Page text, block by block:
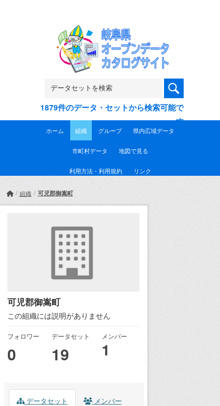
1879件のデータ・セットから検索可能で
す
ホーム 組織 グループ 県内広域データ
市町村データ 地図で見る
利用方法・利用規約 リンク
組織 可児郡御嵩町
可児郡御嵩町
この組織には説明がありません
フォロワー
0
データセット
19
メンバー
1
データセット メンバー